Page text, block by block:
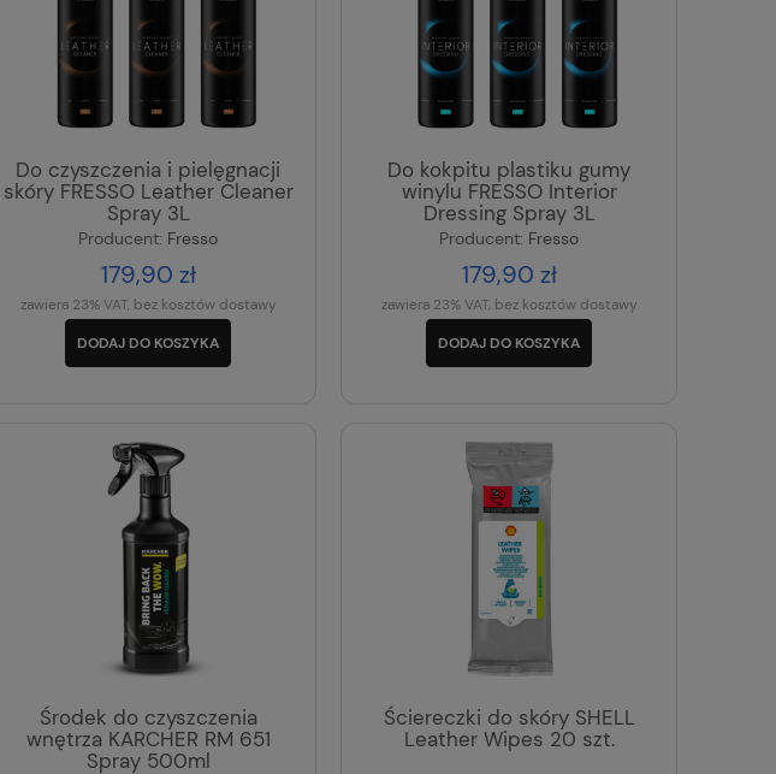
Do czyszczenia i pielęgnacji
skóry FRESSO Leather Cleaner
Spray 3L
Producent: Fresso
179,90 zł
zawiera 23% VAT, bez kosztów dostawy
DODAJ DO KOSZYKA
Do kokpitu plastiku gumy
winylu FRESSO Interior
Dressing Spray 3L
Producent: Fresso
179,90 zł
zawiera 23% VAT, bez kosztów dostawy
DODAJ DO KOSZYKA
Środek do czyszczenia
wnętrza KARCHER RM 651
Spray 500ml
Ściereczki do skóry SHELL
Leather Wipes 20 szt.